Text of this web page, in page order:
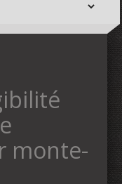
monte-